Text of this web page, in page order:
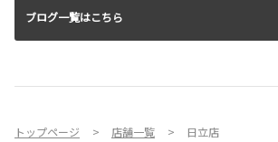
ブログ一覧はこちら
トップページ 店舗一覧 日立店